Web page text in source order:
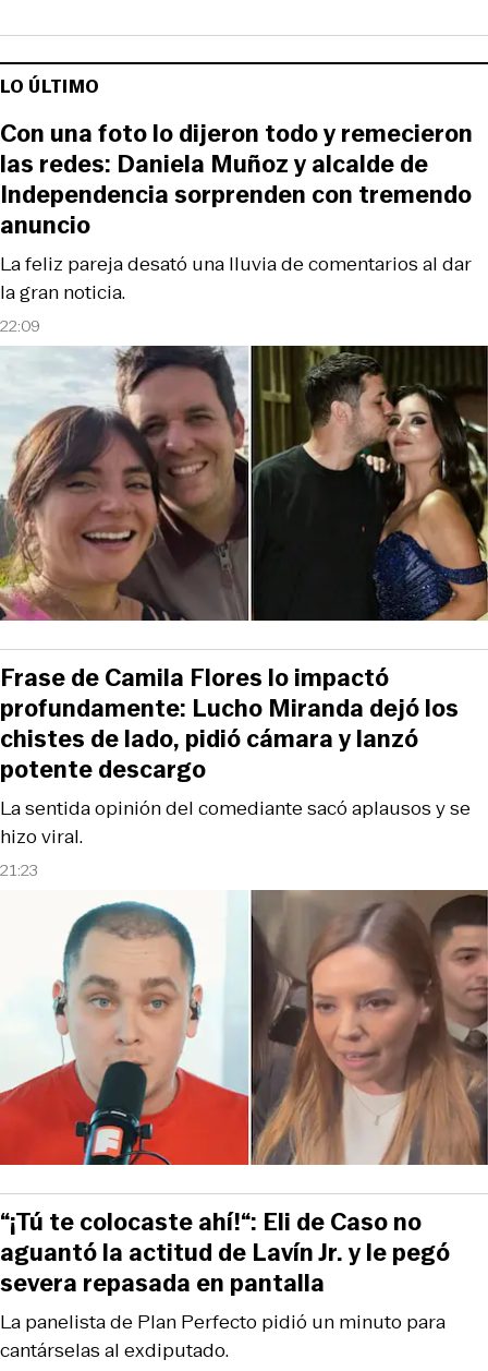
LO ÚLTIMO
22:09
La feliz pareja desató una lluvia de comentarios al dar
la gran noticia.
Con una foto lo dijeron todo y remecieron
las redes: Daniela Muñoz y alcalde de
Independencia sorprenden con tremendo
anuncio
21:23
La sentida opinión del comediante sacó aplausos y se
hizo viral.
Frase de Camila Flores lo impactó
profundamente: Lucho Miranda dejó los
chistes de lado, pidió cámara y lanzó
potente descargo
La panelista de Plan Perfecto pidió un minuto para
cantárselas al exdiputado.
“¡Tú te colocaste ahí!“: Eli de Caso no
aguantó la actitud de Lavín Jr. y le pegó
severa repasada en pantalla